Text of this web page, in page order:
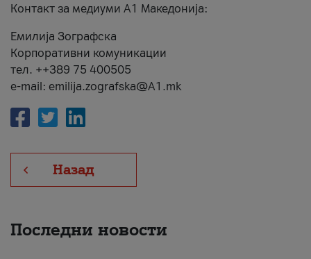
Контакт за медиуми А1 Македонија:
Емилија Зографска
Корпоративни комуникации
тел. ++389 75 400505
e-mail: emilija.zografska@A1.mk
Назад
Последни новости